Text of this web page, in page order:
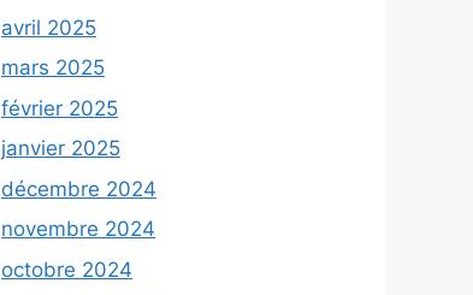
avril 2025
mars 2025
février 2025
janvier 2025
décembre 2024
novembre 2024
octobre 2024